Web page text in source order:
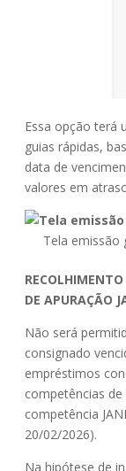
Essa opção terá
guias rápidas,
data de
valores em
Tela emissão
DE APURAÇÃO
Não será
consignado
empréstimos
competências
competência
20/02/2026).
Na hipótese de